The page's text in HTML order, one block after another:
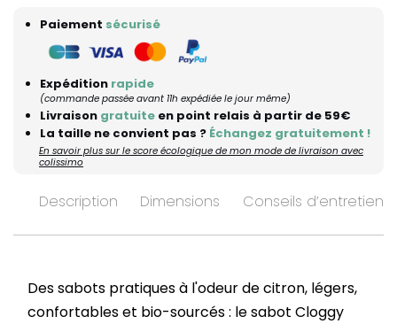
Paiement sécurisé
Expédition rapide
(commande passée avant 11h expédiée le jour même)
Livraison gratuite en point relais à partir de 59€
La taille ne convient pas ? Échangez gratuitement !
En savoir plus sur le score écologique de mon mode de livraison avec
colissimo
Description Dimensions Conseils d’entretien
Des sabots pratiques à l'odeur de citron, légers,
confortables et bio-sourcés : le sabot Cloggy